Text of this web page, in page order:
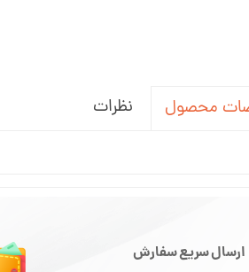
محصول نظرات
ارسال سریع سفارش